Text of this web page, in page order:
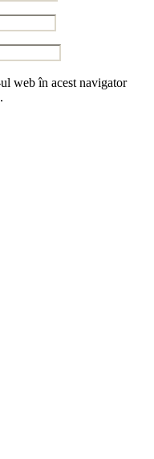
web în acest navigator